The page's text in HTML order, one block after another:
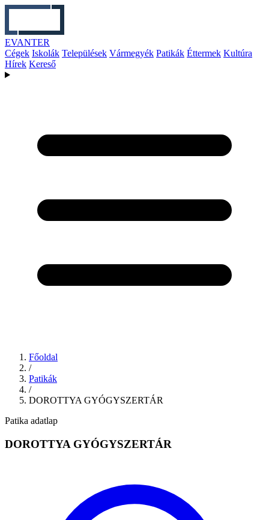
EVANTER
Cégek Iskolák Települések Vármegyék Patikák Éttermek Kultúra
Hírek Kereső
Főoldal
/
Patikák
/
DOROTTYA GYÓGYSZERTÁR
Patika adatlap
DOROTTYA GYÓGYSZERTÁR